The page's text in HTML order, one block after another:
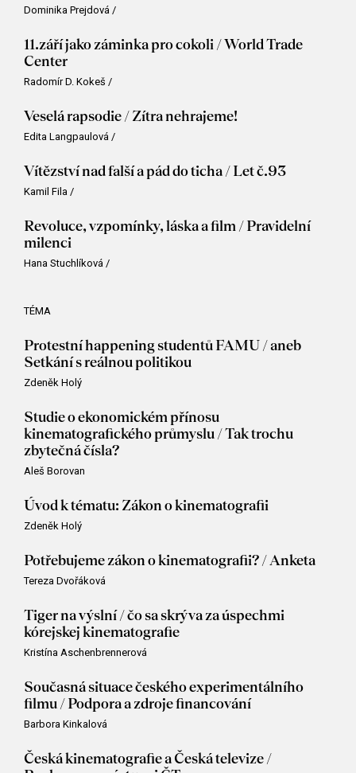
Dominika Prejdová /
11.září jako záminka pro cokoli / World Trade
Center
Radomír D. Kokeš /
Veselá rapsodie / Zítra nehrajeme!
Edita Langpaulová /
Vítězství nad falší a pád do ticha / Let č.93
Kamil Fila /
Revoluce, vzpomínky, láska a film / Pravidelní
milenci
Hana Stuchlíková /
TÉMA
Protestní happening studentů FAMU / aneb
Setkání s reálnou politikou
Zdeněk Holý
Studie o ekonomickém přínosu
kinematografického průmyslu / Tak trochu
zbytečná čísla?
Aleš Borovan
Úvod k tématu: Zákon o kinematografii
Zdeněk Holý
Potřebujeme zákon o kinematografii? / Anketa
Tereza Dvořáková
Tiger na výslní / čo sa skrýva za úspechmi
kórejskej kinematografie
Kristína Aschenbrennerová
Současná situace českého experimentálního
filmu / Podpora a zdroje financování
Barbora Kinkalová
Česká kinematografie a Česká televize /